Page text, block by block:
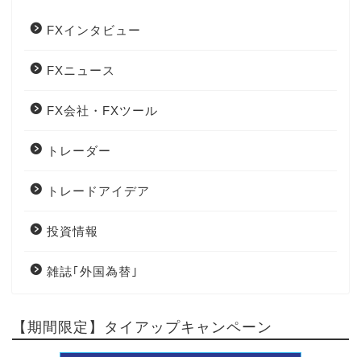
FXインタビュー
FXニュース
FX会社・FXツール
トレーダー
トレードアイデア
投資情報
雑誌｢外国為替｣
【期間限定】タイアップキャンペーン